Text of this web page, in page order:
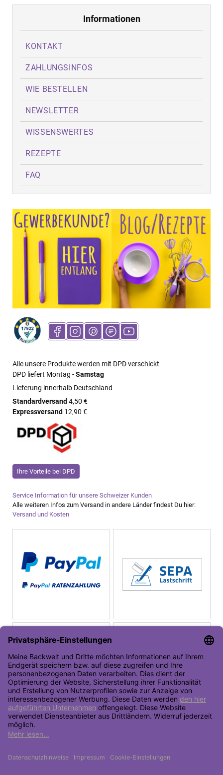
Informationen
KONTAKT
ZAHLUNGSINFOS
WIE BESTELLEN
NEWSLETTER
WISSENSWERTES
REZEPTE
FAQ
Alle unsere Produkte werden mit DPD verschickt
DPD liefert Montag -Samstag
Lieferung innerhalb Deutschland
Standardversand 4,50 €
Expressversand 12,90 €
Ihre Vorteile bei DPD
Service Information für unsere Schweizer Kunden
Alle weiteren Infos zum Versand in andere Länder findest Du hier:
Versand und Kosten